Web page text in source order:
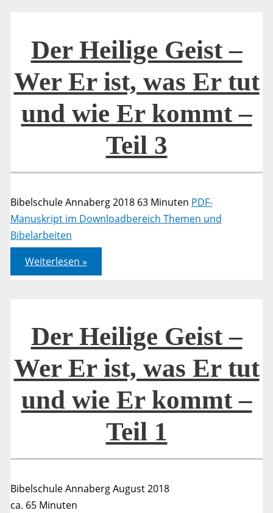
Der Heilige Geist –
Wer Er ist, was Er tut
und wie Er kommt –
Teil 3
Bibelschule Annaberg 2018 63 Minuten PDF-
Manuskript im Downloadbereich Themen und
Bibelarbeiten
Der
Heilige
Geist
was
tut
wie
Er
kommt
–
Teil
3
Weiterlesen »
Der Heilige Geist –
Wer Er ist, was Er tut
und wie Er kommt –
Teil 1
Bibelschule Annaberg August 2018
ca. 65 Minuten